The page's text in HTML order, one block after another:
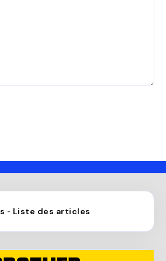
- Liste des articles